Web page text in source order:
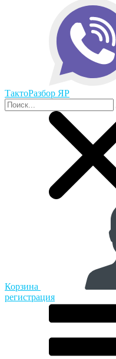
ТактоРазбор ЯР
Корзина
регистрация